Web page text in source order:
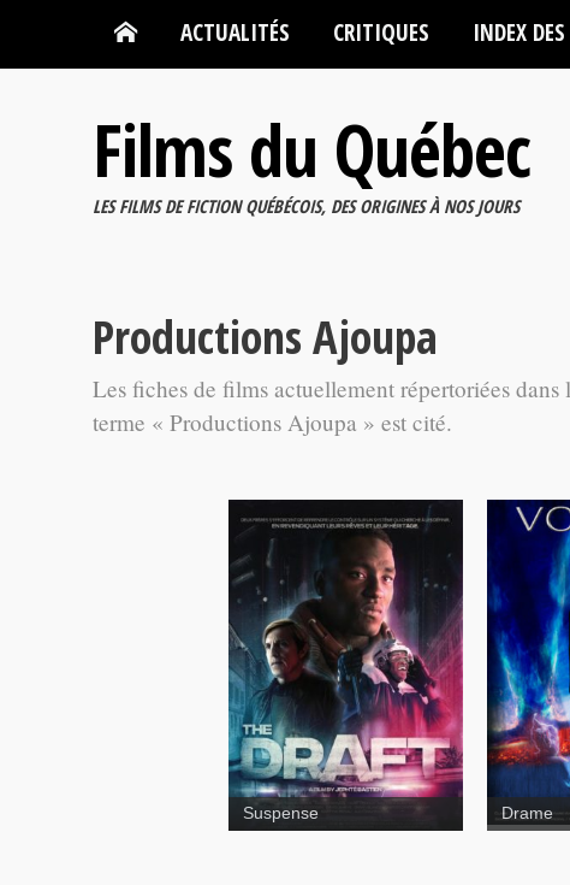
ACTUALITÉS CRITIQUES INDEX
Films du Québec
LES FILMS DE FICTION QUÉBÉCOIS, DES ORIGINES À NOS JOURS
Productions Ajoupa
Les fiches de films actuellement répertoriées
terme « Productions Ajoupa » est cité.
Sortie 67
Suspense
Vortex
Drame